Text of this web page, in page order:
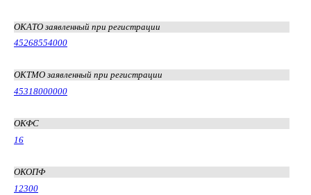
ОКАТО заявленный при регистрации
45268554000
ОКТМО заявленный при регистрации
45318000000
ОКФС
16
ОКОПФ
12300